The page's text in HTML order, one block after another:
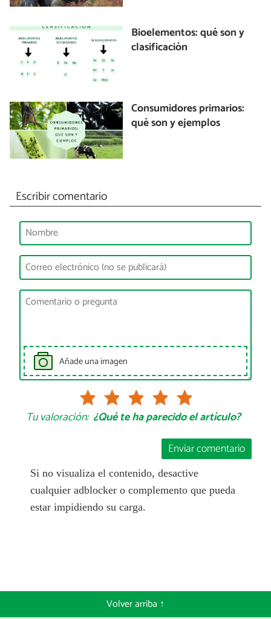
Bioelementos: qué son y
clasificación
Consumidores primarios:
qué son y ejemplos
Escribir comentario
Añade una imagen
Tu valoración: ¿Qué te ha parecido el artículo?
Enviar comentario
Si no visualiza el contenido, desactive
cualquier adblocker o complemento que pueda
estar impidiendo su carga.
Volver arriba ↑